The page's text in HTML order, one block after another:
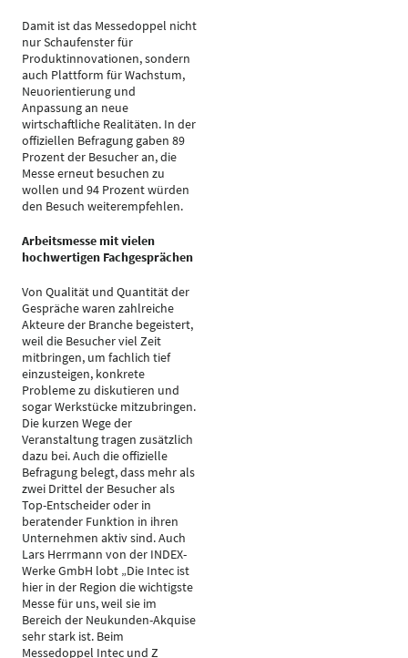
Damit ist das Messedoppel nicht
nur Schaufenster für
Produktinnovationen, sondern
auch Plattform für Wachstum,
Neuorientierung und
Anpassung an neue
wirtschaftliche Realitäten. In der
offiziellen Befragung gaben 89
Prozent der Besucher an, die
Messe erneut besuchen zu
wollen und 94 Prozent würden
den Besuch weiterempfehlen.
Arbeitsmesse mit vielen
hochwertigen Fachgesprächen
Von Qualität und Quantität der
Gespräche waren zahlreiche
Akteure der Branche begeistert,
weil die Besucher viel Zeit
mitbringen, um fachlich tief
einzusteigen, konkrete
Probleme zu diskutieren und
sogar Werkstücke mitzubringen.
Die kurzen Wege der
Veranstaltung tragen zusätzlich
dazu bei. Auch die offizielle
Befragung belegt, dass mehr als
zwei Drittel der Besucher als
Top-Entscheider oder in
beratender Funktion in ihren
Unternehmen aktiv sind. Auch
Lars Herrmann von der INDEX-
Werke GmbH lobt „Die Intec ist
hier in der Region die wichtigste
Messe für uns, weil sie im
Bereich der Neukunden-Akquise
sehr stark ist. Beim
Messedoppel Intec und Z